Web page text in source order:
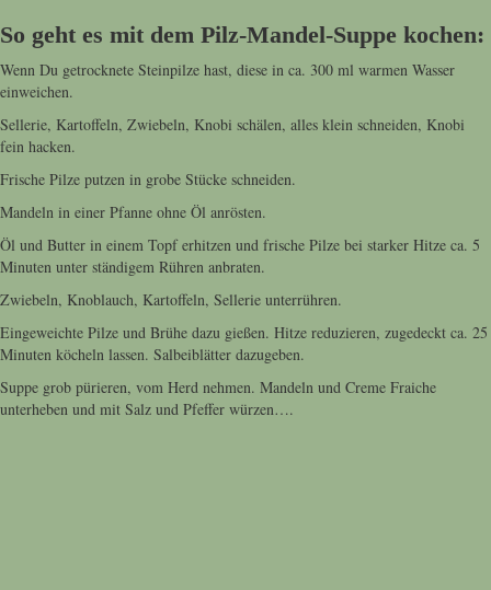
So geht es mit dem Pilz-Mandel-Suppe kochen:
Wenn Du getrocknete Steinpilze hast, diese in ca. 300 ml warmen Wasser
einweichen.
Sellerie, Kartoffeln, Zwiebeln, Knobi schälen, alles klein schneiden, Knobi
fein hacken.
Frische Pilze putzen in grobe Stücke schneiden.
Mandeln in einer Pfanne ohne Öl anrösten.
Öl und Butter in einem Topf erhitzen und frische Pilze bei starker Hitze ca. 5
Minuten unter ständigem Rühren anbraten.
Zwiebeln, Knoblauch, Kartoffeln, Sellerie unterrühren.
Eingeweichte Pilze und Brühe dazu gießen. Hitze reduzieren, zugedeckt ca. 25
Minuten köcheln lassen. Salbeiblätter dazugeben.
Suppe grob pürieren, vom Herd nehmen. Mandeln und Creme Fraiche
unterheben und mit Salz und Pfeffer würzen….